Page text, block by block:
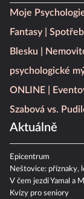
Další témata
Moje
Fantasy
Blesku
psychologické
ONLINE
Szabová vs.
Aktuálně